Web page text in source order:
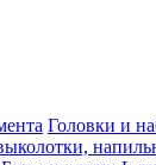
Головки и